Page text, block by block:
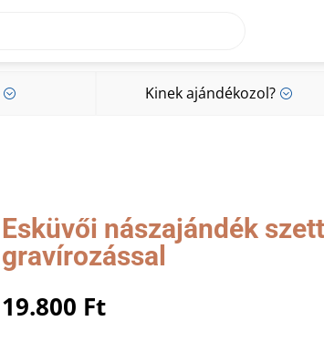
; Kinek ajándékozol? ;
Esküvői nászajándék
gravírozással
19.800 Ft